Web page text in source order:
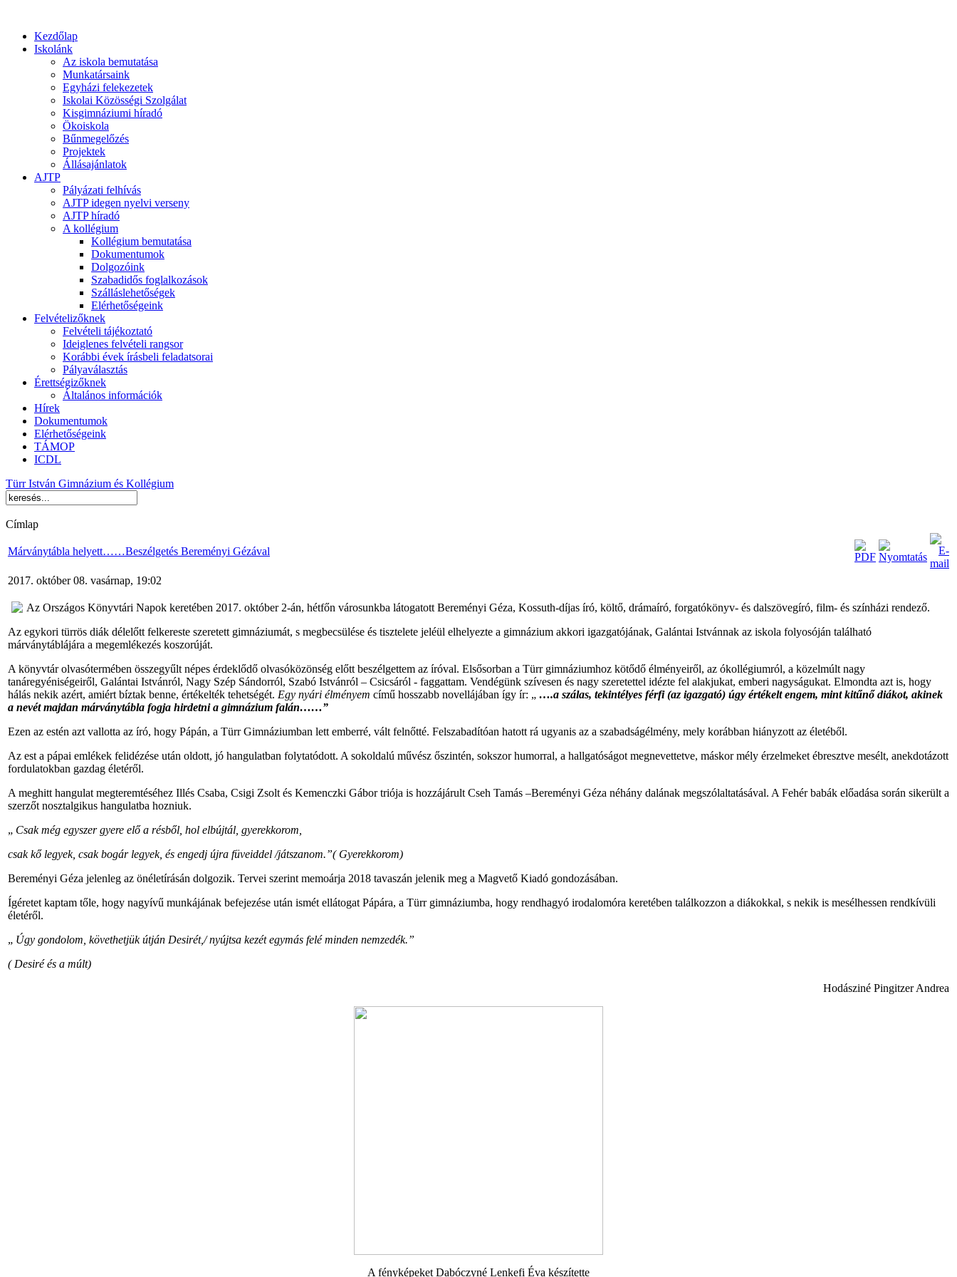
Kezdőlap
Iskolánk
Az iskola bemutatása
Munkatársaink
Egyházi felekezetek
Iskolai Közösségi Szolgálat
Kisgimnáziumi híradó
Ökoiskola
Bűnmegelőzés
Projektek
Állásajánlatok
AJTP
Pályázati felhívás
AJTP idegen nyelvi verseny
AJTP híradó
A kollégium
Kollégium bemutatása
Dokumentumok
Dolgozóink
Szabadidős foglalkozások
Szálláslehetőségek
Elérhetőségeink
Felvételizőknek
Felvételi tájékoztató
Ideiglenes felvételi rangsor
Korábbi évek írásbeli feladatsorai
Pályaválasztás
Érettségizőknek
Általános információk
Hírek
Dokumentumok
Elérhetőségeink
TÁMOP
ICDL
Türr István Gimnázium és Kollégium
Címlap
Márványtábla helyett……Beszélgetés Bereményi Gézával
2017. október 08. vasárnap, 19:02
Az Országos Könyvtári Napok keretében 2017. október 2-án, hétfőn városunkba látogatott Bereményi Géza, Kossuth-díjas író, költő, drámaíró, forgatókönyv- és dalszövegíró, film- és színházi rendező.
Az egykori türrös diák délelőtt felkereste szeretett gimnáziumát, s megbecsülése és tisztelete jeléül elhelyezte a gimnázium akkori igazgatójának, Galántai Istvánnak az iskola folyosóján található
márványtáblájára a megemlékezés koszorúját.
A könyvtár olvasótermében összegyűlt népes érdeklődő olvasóközönség előtt beszélgettem az íróval. Elsősorban a Türr gimnáziumhoz kötődő élményeiről, az ókollégiumról, a közelmúlt nagy
tanáregyéniségeiről, Galántai Istvánról, Nagy Szép Sándorról, Szabó Istvánról – Csicsáról - faggattam. Vendégünk szívesen és nagy szeretettel idézte fel alakjukat, emberi nagyságukat. Elmondta azt is, hogy
hálás nekik azért, amiért bíztak benne, értékelték tehetségét. Egy nyári élményem című hosszabb novellájában így ír: „ ….a szálas, tekintélyes férfi (az igazgató) úgy értékelt engem, mint kitűnő diákot, akinek
a nevét majdan márványtábla fogja hirdetni a gimnázium falán……”
Ezen az estén azt vallotta az író, hogy Pápán, a Türr Gimnáziumban lett emberré, vált felnőtté. Felszabadítóan hatott rá ugyanis az a szabadságélmény, mely korábban hiányzott az életéből.
Az est a pápai emlékek felidézése után oldott, jó hangulatban folytatódott. A sokoldalú művész őszintén, sokszor humorral, a hallgatóságot megnevettetve, máskor mély érzelmeket ébresztve mesélt, anekdotázott
fordulatokban gazdag életéről.
A meghitt hangulat megteremtéséhez Illés Csaba, Csigi Zsolt és Kemenczki Gábor triója is hozzájárult Cseh Tamás –Bereményi Géza néhány dalának megszólaltatásával. A Fehér babák előadása során sikerült a
szerzőt nosztalgikus hangulatba hozniuk.
„ Csak még egyszer gyere elő a résből, hol elbújtál, gyerekkorom,
csak kő legyek, csak bogár legyek, és engedj újra füveiddel /játszanom.”( Gyerekkorom)
Bereményi Géza jelenleg az önéletírásán dolgozik. Tervei szerint memoárja 2018 tavaszán jelenik meg a Magvető Kiadó gondozásában.
Ígéretet kaptam tőle, hogy nagyívű munkájának befejezése után ismét ellátogat Pápára, a Türr gimnáziumba, hogy rendhagyó irodalomóra keretében találkozzon a diákokkal, s nekik is mesélhessen rendkívüli
életéről.
„ Úgy gondolom, követhetjük útján Desirét,/ nyújtsa kezét egymás felé minden nemzedék.”
( Desiré és a múlt)
Hodásziné Pingitzer Andrea
A fényképeket Dabóczyné Lenkefi Éva készítette